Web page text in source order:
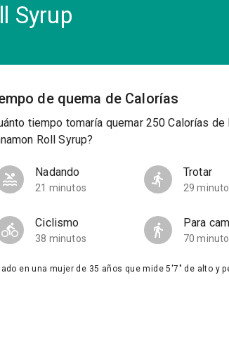
Syrup
de quema de Calorías
tiempo tomaría quemar 250 Calorías de
Roll Syrup?
Nadando
21 minutos
Trotar
29
Ciclismo
38 minutos
Para
70
en una mujer de 35 años que mide 5'7" de alto y